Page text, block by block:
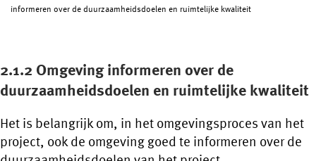
informeren over de duurzaamheidsdoelen en ruimtelijke kwaliteit
2.1.2 Omgeving informeren over de
duurzaamheidsdoelen en ruimtelijke kwaliteit
Het is belangrijk om, in het omgevingsproces van het
project, ook de omgeving goed te informeren over de